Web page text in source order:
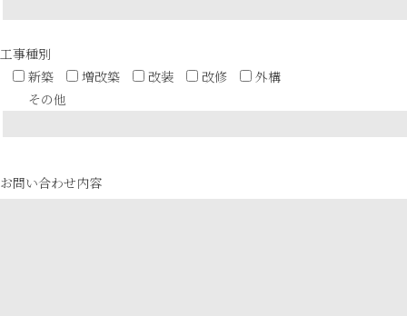
工事種別
新築
増改築 改装 改修
外構
その他
お問い合わせ内容